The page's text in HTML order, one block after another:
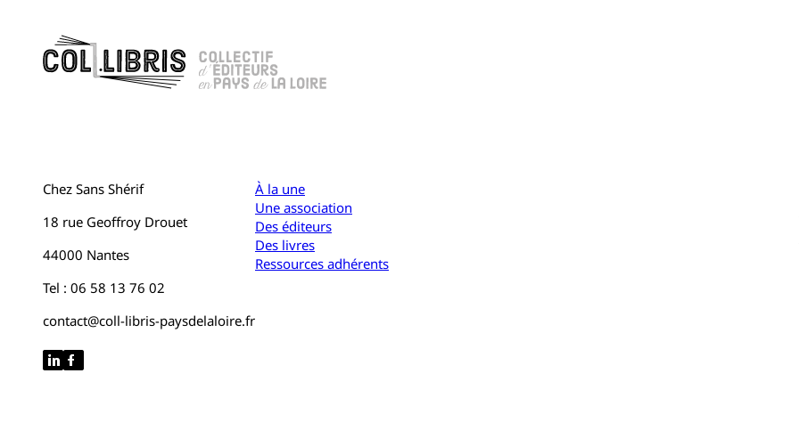
Chez Sans Shérif
18 rue Geoffroy Drouet
44000 Nantes
Tel : 06 58 13 76 02
contact@coll-libris-paysdelaloire.fr
À la une
Une association
Des éditeurs
Des livres
Ressources adhérents